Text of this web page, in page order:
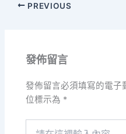
PREVIOUS
發佈留言
發佈留言必須填寫的電子
位標示為 *